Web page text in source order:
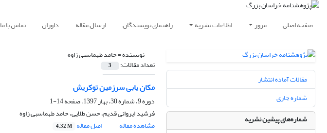
صفحه اصلی مرور اطلاعات نشریه راهنمای نویسندگان ارسال مقاله داوران تماس با ما
نویسنده =حامد طهماسبی زاوه
تعداد مقالات: 3
مکان‏ یابی سرزمین توکریش
دوره 9، شماره 30، بهار 1397، صفحه
14-1
فرشید ایروانی قدیم، حسن طلایی، حامد طهماسبی زاوه
مشاهده مقاله
اصل مقاله 4.32 M
مقالات آماده انتشار
شماره جاری
شماره‌های پیشین نشریه